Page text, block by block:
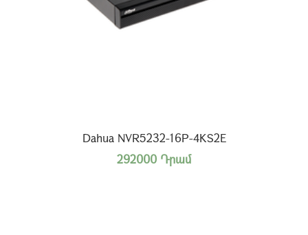
Dahua NVR5232-16P-4KS2E
292000 Դրամ